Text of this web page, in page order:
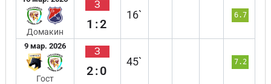
Домакин
З
1:2
16` 6.7
9 мар. 2026
Гост
З
2:0
45` 7.2